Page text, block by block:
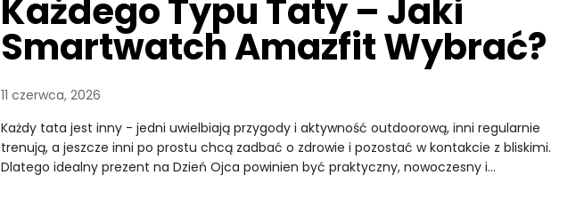
Każdego Typu Taty – Jaki
Smartwatch Amazfit Wybrać?
11 czerwca, 2026
Każdy tata jest inny - jedni uwielbiają przygody i aktywność outdoorową, inni regularnie
trenują, a jeszcze inni po prostu chcą zadbać o zdrowie i pozostać w kontakcie z bliskimi.
Dlatego idealny prezent na Dzień Ojca powinien być praktyczny, nowoczesny i…